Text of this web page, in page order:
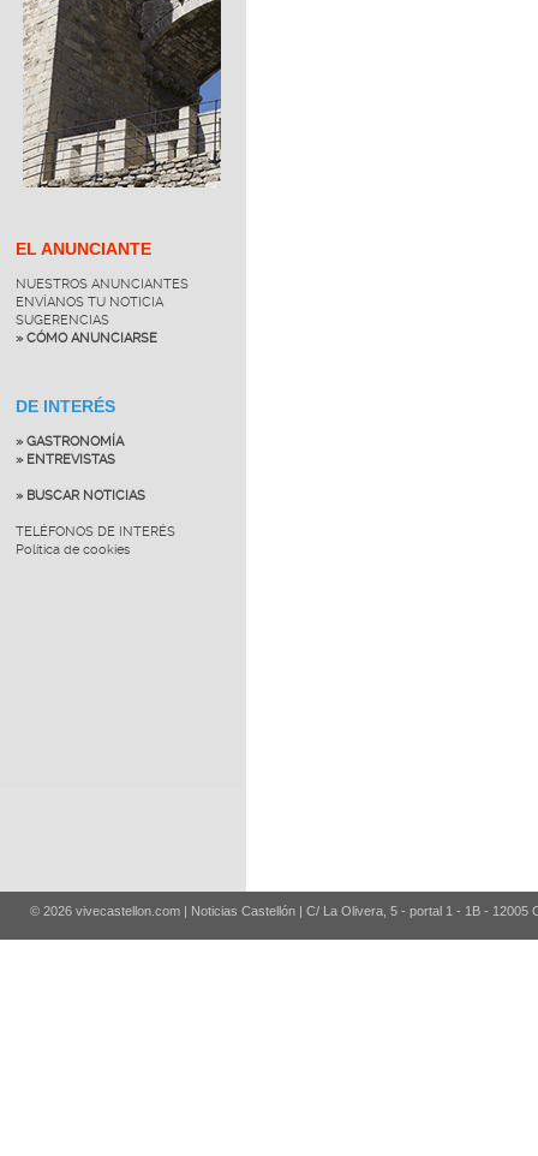
EL ANUNCIANTE
NUESTROS ANUNCIANTES
ENVÍANOS TU NOTICIA
SUGERENCIAS
» CÓMO ANUNCIARSE
DE INTERÉS
» GASTRONOMÍA
» ENTREVISTAS
» BUSCAR NOTICIAS
TELÉFONOS DE INTERÉS
Política de cookies
© 2026 vivecastellon.com | Noticias Castellón | C/ La Olivera, 5 - portal 1 - 1B - 12005